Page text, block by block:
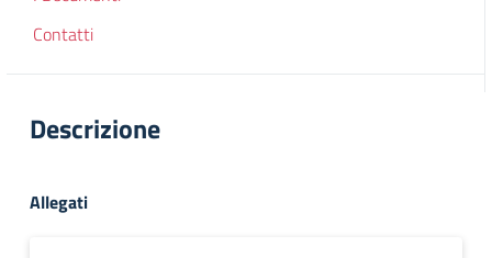
Contatti
Descrizione
Allegati